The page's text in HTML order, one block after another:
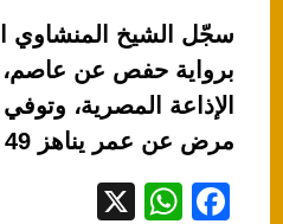
سجّل الشيخ المنشاوي
برواية حفص عن عاصم،
مرض عن عمر يناهز 49 عاما.
F
W